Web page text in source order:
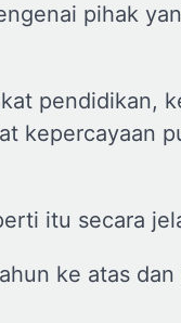
pihak
pendidikan,
kepercayaan
itu secara
ke atas